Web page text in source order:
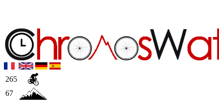
265
67